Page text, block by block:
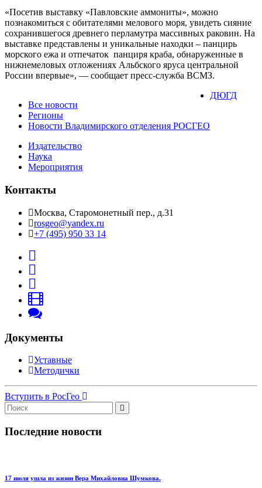
«Посетив выставку «Павловские аммониты», можно
познакомиться с обитателями мелового моря, увидеть сияние
сохранившегося древнего перламутра массивных раковин. На
выставке представлены и уникальные находки – панцирь
морского ежа и отпечаток панциря краба, обнаруженные в
нижнемеловых отложениях Альбского яруса центральной
России впервые», — сообщает пресс-служба ВСМЗ.
Все новости
Регионы
Новости Владимирского отделения РОСГЕО
ДЮГД
Издательство
Наука
Мероприятия
Контакты
Москва, Старомонетный пер., д.31
rosgeo@yandex.ru
+7 (495) 950 33 14
Документы
Уставные
Методички
Вступить в РосГео
Последние новости
17 июля ушла из жизни Вера Михайловна Шумкова.